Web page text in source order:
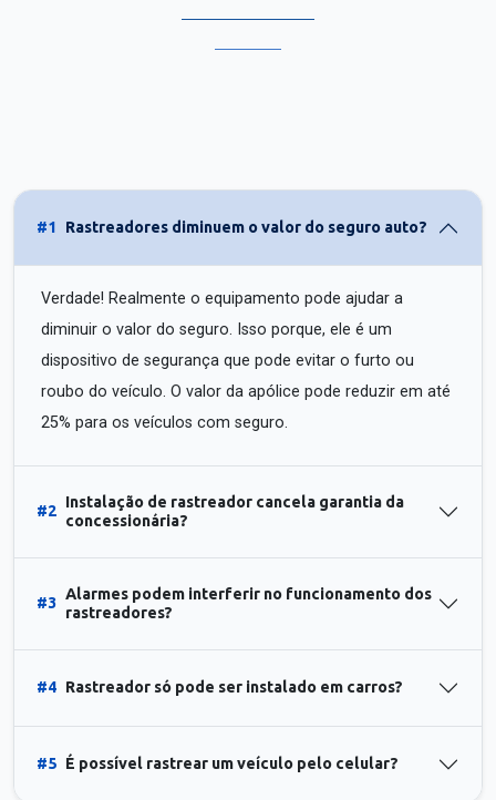
#1 Rastreadores diminuem o valor do seguro auto?
Verdade! Realmente o equipamento pode ajudar a
diminuir o valor do seguro. Isso porque, ele é um
dispositivo de segurança que pode evitar o furto ou
roubo do veículo. O valor da apólice pode reduzir em até
25% para os veículos com seguro.
#2
Instalação de rastreador cancela garantia da
concessionária?
#3
Alarmes podem interferir no funcionamento dos
rastreadores?
#4 Rastreador só pode ser instalado em carros?
#5 É possível rastrear um veículo pelo celular?